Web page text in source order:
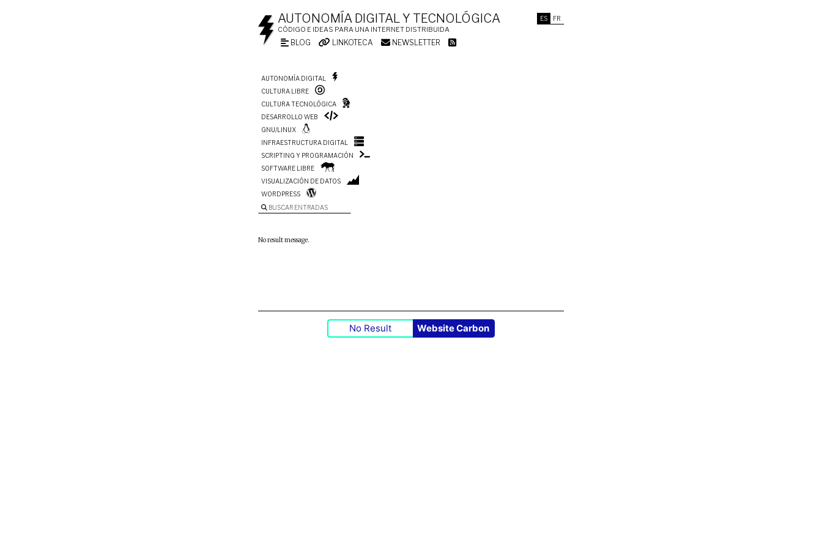
ES FR
AUTONOMÍA DIGITAL Y TECNOLÓGICA
CÓDIGO E IDEAS PARA UNA INTERNET DISTRIBUIDA
BLOG LINKOTECA NEWSLETTER
AUTONOMÍA DIGITAL
CULTURA LIBRE
CULTURA TECNOLÓGICA
DESARROLLO WEB
GNU/LINUX
INFRAESTRUCTURA DIGITAL
SCRIPTING Y PROGRAMACIÓN
SOFTWARE LIBRE
VISUALIZACIÓN DE DATOS
WORDPRESS
BUSCAR ENTRADAS
No result message.
No Result Website Carbon